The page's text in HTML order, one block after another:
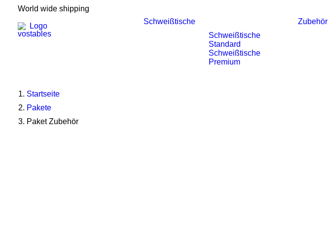
World wide shipping
Schweißtische
Schweißtische
Standard
Schweißtische
Premium
Zubehör
Startseite
Pakete
Paket Zubehör